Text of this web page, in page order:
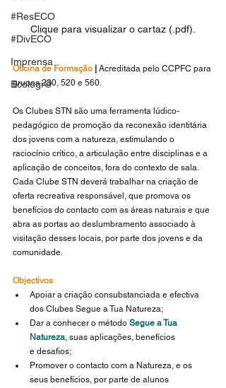
#ResECO
#DivECO
Imprensa
Ecologi@
Clique para visualizar o cartaz (.pdf).
Oficina de Formação
Acreditada pelo CCPFC para
grupos 230, 520 e 560.
Os Clubes STN são uma ferramenta lúdico-
pedagógico de promoção da reconexão identitária
dos jovens com a natureza, estimulando o
raciocínio crítico, a articulação entre disciplinas e a
aplicação de conceitos, fora do contexto de sala.
Cada Clube STN deverá trabalhar na criação de
oferta recreativa responsável, que promova os
benefícios do contacto com as áreas naturais e que
abra as portas ao deslumbramento associado à
visitação desses locais, por parte dos jovens e da
comunidade.
Objectivos
Apoiar a criação consubstanciada e efectiva
dos Clubes Segue a Tua Natureza;
Dar a conhecer o método Segue a Tua
Natureza, suas aplicações, benefícios
e desafios;
Promover o contacto com a Natureza, e os
seus benefícios, por parte de alunos